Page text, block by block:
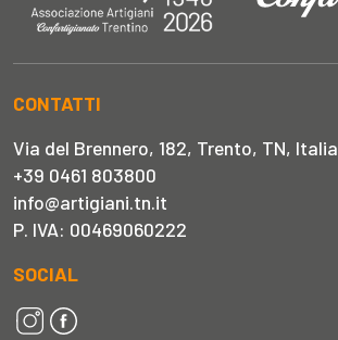
CONTATTI
Via del Brennero, 182, Trento, TN, Italia
+39 0461 803800
info@artigiani.tn.it
P. IVA: 00469060222
SOCIAL